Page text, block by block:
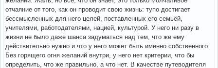
отчаяние от того, как он проводит свою жизнь: тупо достигает
бессмысленных для него целей, поставленных его семьёй,
учителями, работодателями, нацией, культурой. У него ни разу в
жизни не было даже шанса задуматься над тем, что же ему
действительно нужно и что у него может быть именно собственного.
Без горящего огня желаний внутри, у него нет критерии, что бы
определить, что же правильно, а что нет. В качестве путеводителя